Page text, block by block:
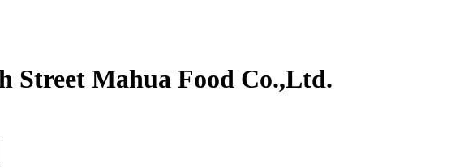
Street Mahua Food Co.,Ltd.